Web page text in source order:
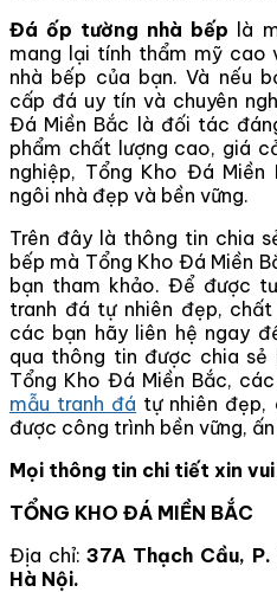
Đá ốp tường nhà bếp là
mang lại tính thẩm mỹ cao
nhà bếp của bạn. Và nếu
cấp đá uy tín và chuyên
Đá Miền Bắc là đối tác
phẩm chất lượng cao, giá
nghiệp, Tổng Kho Đá
ngôi nhà đẹp và bền vững.
Trên đây là thông tin chia
bếp mà Tổng Kho Đá Miền
bạn tham khảo. Để được
tranh đá tự nhiên đẹp,
các bạn hãy liên hệ ngay
qua thông tin được chia sẻ
Tổng Kho Đá Miền Bắc,
mẫu tranh đá tự nhiên đẹp,
được công trình bền vững,
Mọi thông tin chi tiết xin
TỔNG KHO ĐÁ MIỀN BẮC
Địa chỉ: 37A Thạch Cầu,
Hà Nội.